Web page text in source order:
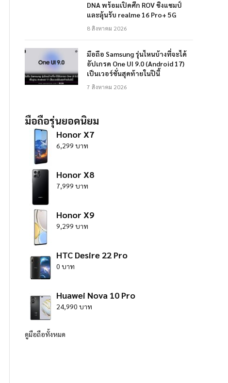
DNA พร้อมเปิดศึก ROV ชิงแชมป์
และลุ้นรับ realme 16 Pro+ 5G
8 สิงหาคม 2026
มือถือ Samsung รุ่นไหนบ้างที่จะได้
อัปเกรด One UI 9.0 (Android 17)
เป็นเวอร์ชั่นสุดท้ายในปีนี้
7 สิงหาคม 2026
มือถือรุ่นยอดนิยม
Honor X7
6,299 บาท
Honor X8
7,999 บาท
Honor X9
9,299 บาท
HTC Desire 22 Pro
0 บาท
Huawei Nova 10 Pro
24,990 บาท
ดูมือถือทั้งหมด